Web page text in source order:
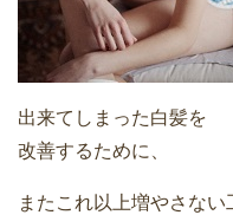
出来てしまった白髪を
改善するために、
またこれ以上増やさない